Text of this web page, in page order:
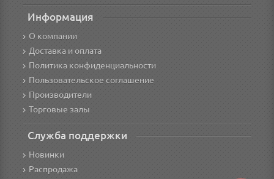
Информация
О компании
Доставка и оплата
Политика конфиденциальности
Пользовательское соглашение
Производители
Торговые залы
Служба поддержки
Новинки
Распродажа